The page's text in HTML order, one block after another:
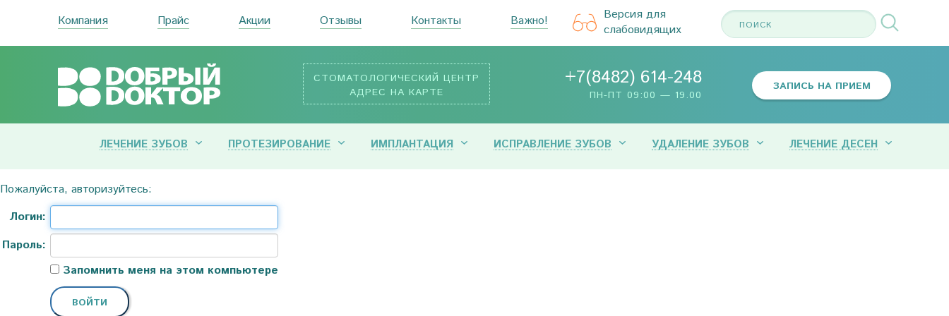
Компания Прайс Акции Отзывы Контакты Важно!
Версия для
слабовидящих
СТОМАТОЛОГИЧЕСКИЙ ЦЕНТР
АДРЕС НА КАРТЕ
+7(8482) 614-248
ПН-ПТ 09:00 — 19.00
ЗАПИСЬ НА ПРИЕМ
ЛЕЧЕНИЕ ЗУБОВ ПРОТЕЗИРОВАНИЕ ИМПЛАНТАЦИЯ ИСПРАВЛЕНИЕ ЗУБОВ УДАЛЕНИЕ ЗУБОВ ЛЕЧЕНИЕ ДЕСЕН
Пожалуйста, авторизуйтесь:
Логин:
Пароль:
Запомнить меня на этом компьютере